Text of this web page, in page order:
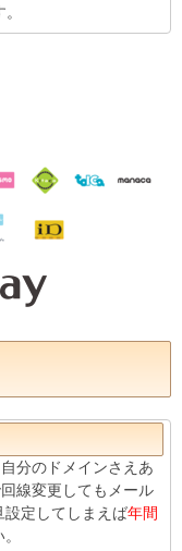
分のドメインさえあ
線変更してもメール
設定してしまえば年間